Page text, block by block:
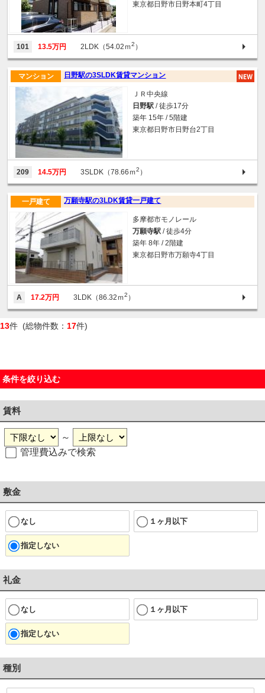
東京都日野市日野本町4丁目
101 13.5万円 2LDK（54.02ｍ2 ）
日野駅の3SLDK賃貸マンション
マンション
ＪＲ中央線
日野駅 / 徒歩17分
築年 15年 / 5階建
東京都日野市日野台2丁目
209 14.5万円 3SLDK（78.66ｍ2 ）
万願寺駅の3LDK賃貸一戸建て
一戸建て
多摩都市モノレール
万願寺駅 / 徒歩4分
築年 8年 / 2階建
東京都日野市万願寺4丁目
A 17.2万円 3LDK（86.32ｍ2 ）
13件 (総物件数： 17件)
条件を絞り込む
賃料
～
管理費込みで検索
敷金
なし １ヶ月以下
指定しない
礼金
なし １ヶ月以下
指定しない
種別